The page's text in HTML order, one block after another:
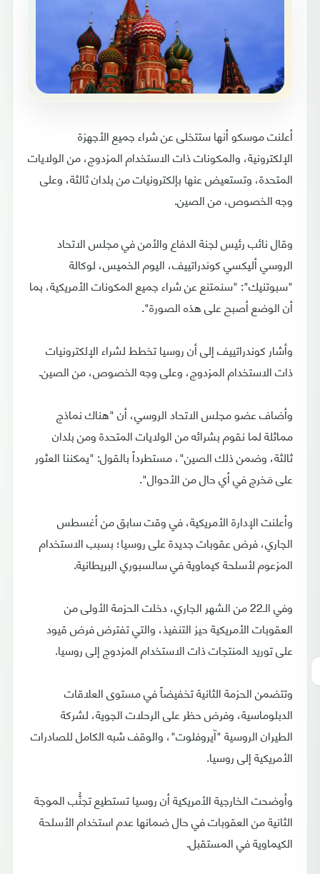
أعلنت موسكو أنها ستتخلى عن شراء جميع الأجهزة
الإلكترونية، والمكونات ذات الاستخدام المزدوج، من الولايات
المتحدة، وتستعيض عنها بإلكترونيات من بلدان ثالثة، وعلى
وجه الخصوص، من الصين.
وقال نائب رئيس لجنة الدفاع والأمن في مجلس الاتحاد
الروسي أليكسي كوندراتييف، اليوم الخميس، لوكالة
"سبوتنيك": "سنمتنع عن شراء جميع المكونات الأمريكية، بما
أن الوضع أصبح على هذه الصورة".
وأشار كوندراتييف إلى أن روسيا تخطط لشراء الإلكترونيات
ذات الاستخدام المزدوج، وعلى وجه الخصوص، من الصين.
وأضاف عضو مجلس الاتحاد الروسي، أن "هناك نماذج
مماثلة لما نقوم بشرائه من الولايات المتحدة ومن بلدان
ثالثة، وضمن ذلك الصين"، مستطرداً بالقول: "يمكننا العثور
على مَخرج في أي حال من الأحوال".
وأعلنت الإدارة الأمريكية، في وقت سابق من أغسطس
الجاري، فرض عقوبات جديدة على روسيا؛ بسبب الاستخدام
المزعوم لأسلحة كيماوية في سالسبوري البريطانية.
وفي الـ22 من الشهر الجاري، دخلت الحزمة الأولى من
العقوبات الأمريكية حيز التنفيذ، والتي تفترض فرض قيود
على توريد المنتجات ذات الاستخدام المزدوج إلى روسيا.
وتتضمن الحزمة الثانية تخفيضاً في مستوى العلاقات
الدبلوماسية، وفرض حظر على الرحلات الجوية، لشركة
الطيران الروسية "آيروفلوت"، والوقف شبه الكامل للصادرات
الأمريكية إلى روسيا.
وأوضحت الخارجية الأمريكية أن روسيا تستطيع تجنُّب الموجة
الثانية من العقوبات في حال ضمانها عدم استخدام الأسلحة
الكيماوية في المستقبل.